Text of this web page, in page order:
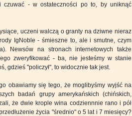
czuwać - w ostateczności po to, by uniknąć
uczeni walczą o granty na dziwne nieraz
IgNoble - śmieszne to, ale i smutne, czym
Newsów na stronach internetowych także
zweryfikować - ba, nie jesteśmy w stanie
gdzieś "policzył", to widocznie tak jest.
obawiamy się tego, że moglibyśmy wyjść na
badań grupy amerykańskich (chińskich,
że dwie krople wina codziennnie rano i pół
życia "średnio" o 5 lat i 7 miesięcy?